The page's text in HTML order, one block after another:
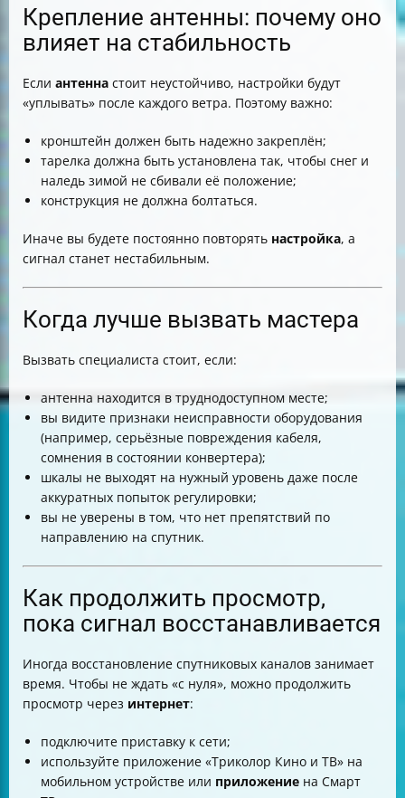
Крепление антенны: почему оно
влияет на стабильность
Если антенна стоит неустойчиво, настройки будут
«уплывать» после каждого ветра. Поэтому важно:
кронштейн должен быть надежно закреплён;
тарелка должна быть установлена так, чтобы снег и
наледь зимой не сбивали её положение;
конструкция не должна болтаться.
Иначе вы будете постоянно повторять настройка, а
сигнал станет нестабильным.
Когда лучше вызвать мастера
Вызвать специалиста стоит, если:
антенна находится в труднодоступном месте;
вы видите признаки неисправности оборудования
(например, серьёзные повреждения кабеля,
сомнения в состоянии конвертера);
шкалы не выходят на нужный уровень даже после
аккуратных попыток регулировки;
вы не уверены в том, что нет препятствий по
направлению на спутник.
Как продолжить просмотр,
пока сигнал восстанавливается
Иногда восстановление спутниковых каналов занимает
время. Чтобы не ждать «с нуля», можно продолжить
просмотр через интернет:
подключите приставку к сети;
используйте приложение «Триколор Кино и ТВ» на
мобильном устройстве или приложение на Смарт